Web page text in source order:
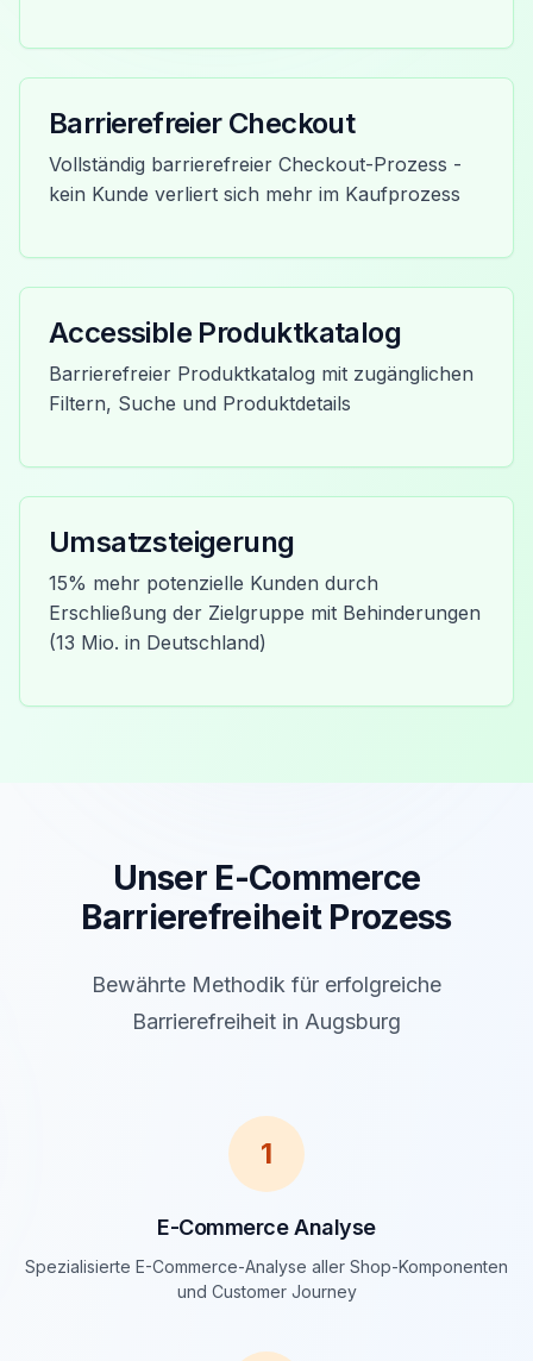
Barrierefreier Checkout
Vollständig barrierefreier Checkout-Prozess -
kein Kunde verliert sich mehr im Kaufprozess
Accessible Produktkatalog
Barrierefreier Produktkatalog mit zugänglichen
Filtern, Suche und Produktdetails
Umsatzsteigerung
15% mehr potenzielle Kunden durch
Erschließung der Zielgruppe mit Behinderungen
(13 Mio. in Deutschland)
Unser E-Commerce
Barrierefreiheit Prozess
Bewährte Methodik für erfolgreiche
Barrierefreiheit in Augsburg
1
E-Commerce Analyse
Spezialisierte E-Commerce-Analyse aller Shop-Komponenten
und Customer Journey